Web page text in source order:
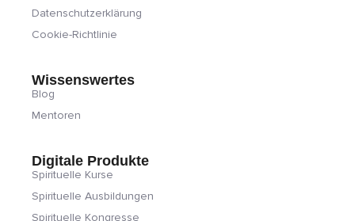
Datenschutzerklärung
Cookie-Richtlinie
Wissenswertes
Blog
Mentoren
Digitale Produkte
Spirituelle Kurse
Spirituelle Ausbildungen
Spirituelle Kongresse